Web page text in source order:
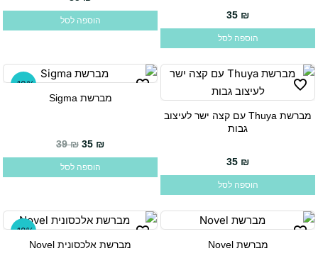
35 ₪
הוספה לסל
הוספה לסל
מברשת Thuya עם קצה ישר לעיצוב
גבות
35 ₪
הוספה לסל
-10%
מברשת Sigma
39₪ 35 ₪
הוספה לסל
מברשת Novel
-18%
מברשת אלכסונית Novel